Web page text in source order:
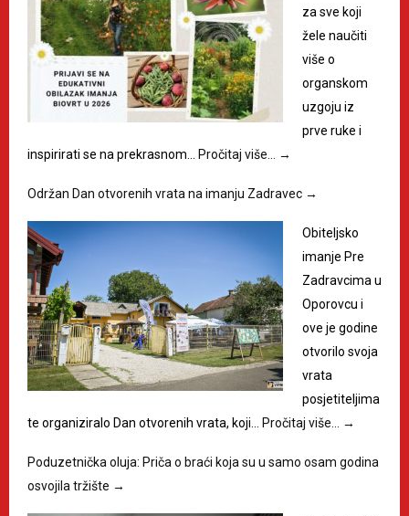
za sve koji
žele naučiti
više o
organskom
uzgoju iz
prve ruke i
inspirirati se na prekrasnom…
Pročitaj više… →
Održan Dan otvorenih vrata na imanju Zadravec →
Obiteljsko
imanje Pre
Zadravcima u
Oporovcu i
ove je godine
otvorilo svoja
vrata
posjetiteljima
te organiziralo Dan otvorenih vrata, koji…
Pročitaj više… →
Poduzetnička oluja: Priča o braći koja su u samo osam godina
osvojila tržište →